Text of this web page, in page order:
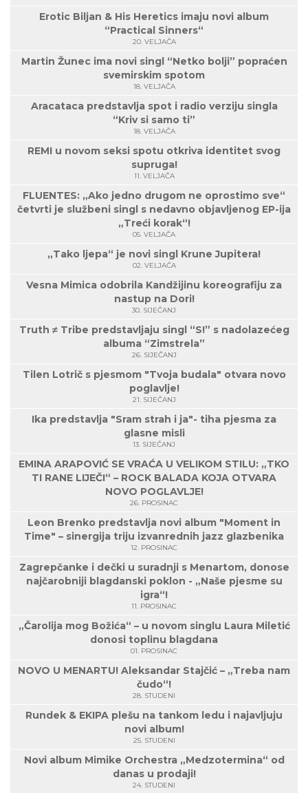
Erotic Biljan & His Heretics imaju novi album
“Practical Sinners“
20. VELJAČA
Martin Žunec ima novi singl “Netko bolji” popraćen
svemirskim spotom
18. VELJAČA
Aracataca predstavlja spot i radio verziju singla
“Kriv si samo ti”
18. VELJAČA
REMI u novom seksi spotu otkriva identitet svog
supruga!
11. VELJAČA
FLUENTES: „Ako jedno drugom ne oprostimo sve“
četvrti je službeni singl s nedavno objavljenog EP-ija
„Treći korak“!
05. VELJAČA
„Tako ljepa“ je novi singl Krune Jupitera!
02. VELJAČA
Vesna Mimica odobrila Kandžijinu koreografiju za
nastup na Dori!
30. SIJEČANJ
Truth ≠ Tribe predstavljaju singl “S!” s nadolazećeg
albuma “Zimstrela”
26. SIJEČANJ
Tilen Lotrič s pjesmom "Tvoja budala" otvara novo
poglavlje!
21. SIJEČANJ
Ika predstavlja "Sram strah i ja"- tiha pjesma za
glasne misli
13. SIJEČANJ
EMINA ARAPOVIĆ SE VRAĆA U VELIKOM STILU: „TKO
TI RANE LIJEČI“ – ROCK BALADA KOJA OTVARA
NOVO POGLAVLJE!
26. PROSINAC
Leon Brenko predstavlja novi album "Moment in
Time" – sinergija triju izvanrednih jazz glazbenika
12. PROSINAC
Zagrepčanke i dečki u suradnji s Menartom, donose
najčarobniji blagdanski poklon - „Naše pjesme su
igra“!
11. PROSINAC
„Čarolija mog Božića“ – u novom singlu Laura Miletić
donosi toplinu blagdana
01. PROSINAC
NOVO U MENARTU! Aleksandar Stajčić – „Treba nam
čudo“!
28. STUDENI
Rundek & EKIPA plešu na tankom ledu i najavljuju
novi album!
25. STUDENI
Novi album Mimike Orchestra „Medzotermina“ od
danas u prodaji!
24. STUDENI